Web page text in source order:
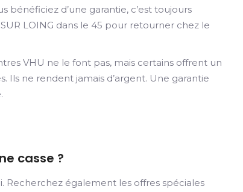
bénéficiez d’une garantie, c’est toujours
LOING dans le 45 pour retourner chez le
VHU ne le font pas, mais certains offrent un
ne rendent jamais d’argent. Une garantie
casse ?
Recherchez également les offres spéciales